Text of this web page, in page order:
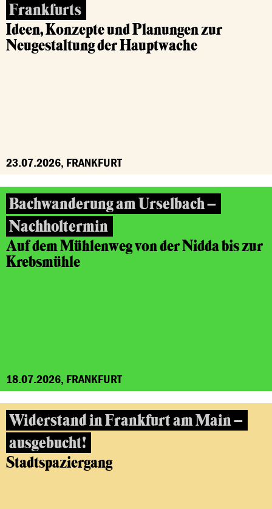
Frankfurts
Ideen, Konzepte und Planungen zur
Neugestaltung der Hauptwache
23.07.2026, FRANKFURT
Bachwanderung am Urselbach –
Nachholtermin
Auf dem Mühlenweg von der Nidda bis zur
Krebsmühle
18.07.2026, FRANKFURT
Widerstand in Frankfurt am Main –
ausgebucht!
Stadtspaziergang